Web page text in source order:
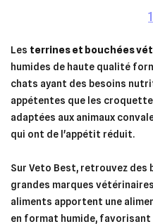
1
Les terrines et bouchées
humides de haute qualité
chats ayant des besoins
appétentes que les
adaptées aux animaux
qui ont de l'appétit réduit.
Sur Veto Best, retrouvez
grandes marques vétérinaires
aliments apportent une
en format humide,